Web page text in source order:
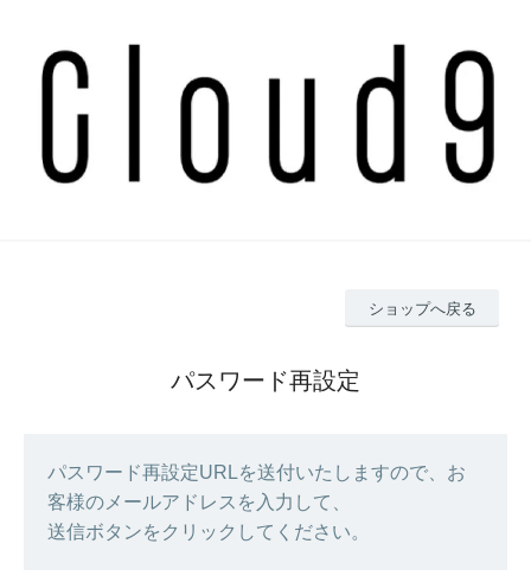
ショップへ戻る
パスワード再設定
パスワード再設定URLを送付いたしますので、お
客様のメールアドレスを入力して、
送信ボタンをクリックしてください。